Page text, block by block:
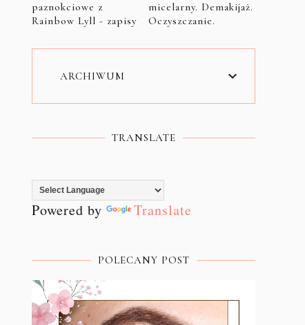
paznokciowe z
Rainbow Lyll - zapisy
micelarny. Demakijaż.
Oczyszczanie.
ARCHIWUM
TRANSLATE
Powered by Translate
POLECANY POST